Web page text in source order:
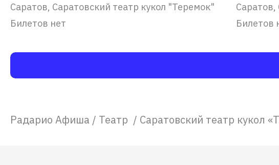
Саратов, Саратовский театр кукол "Теремок"
Билетов нет
Саратов,
Билетов
Радарио Афиша / Театр / Саратовский театр кукол